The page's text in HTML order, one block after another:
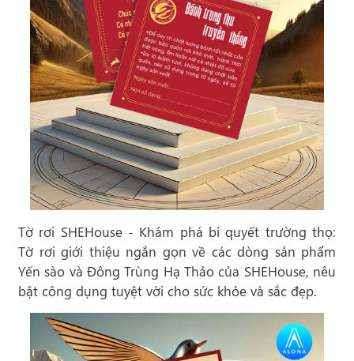
Tờ rơi SHEHouse - Khám phá bí quyết trường thọ:
Tờ rơi giới thiệu ngắn gọn về các dòng sản phẩm
Yến sào và Đông Trùng Hạ Thảo của SHEHouse, nêu
bật công dụng tuyệt vời cho sức khỏe và sắc đẹp.